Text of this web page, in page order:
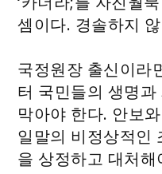
셈이다. 경솔하지
국정원장 출신이라
터 국민들의 생명
막아야 한다. 안보
일말의 비정상적인
을 상정하고 대처